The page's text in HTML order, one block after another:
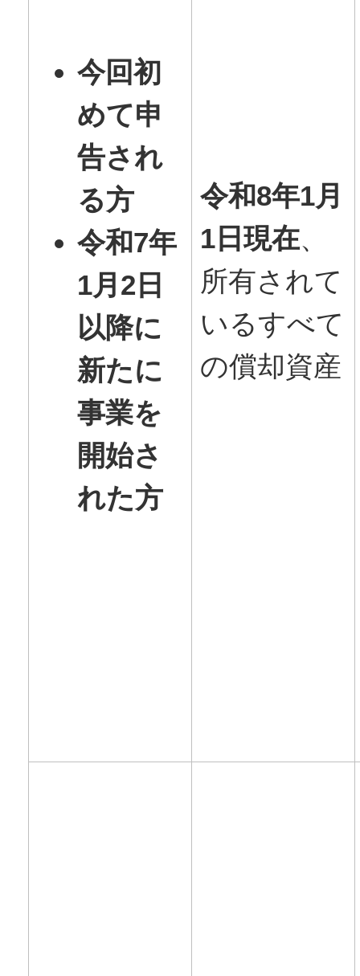
今回初
めて申
告され
る方
令和7年
1月2日
以降に
新たに
事業を
開始さ
れた方
令和8年1月
1日現在、
所有されて
いるすべて
の償却資産